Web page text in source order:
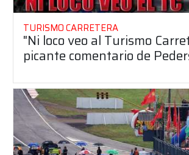
TURISMO CARRETERA
"Ni loco veo al Turismo
picante comentario de